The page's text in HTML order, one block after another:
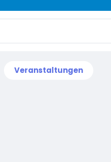
Veranstaltungen